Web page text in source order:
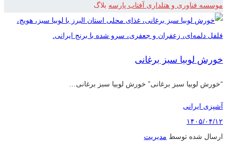
موسسه فناوری و هتلداری آفتاب پارسه بلاگ
خورش لوبیا سبز برغانی
“خورش لوبیا سبز برغانی” خورش لوبیا سبز برغانی…
آشپزی ایرانی
۱۴۰۵/۰۴/۱۲
ارسال شده توسط مدیریت